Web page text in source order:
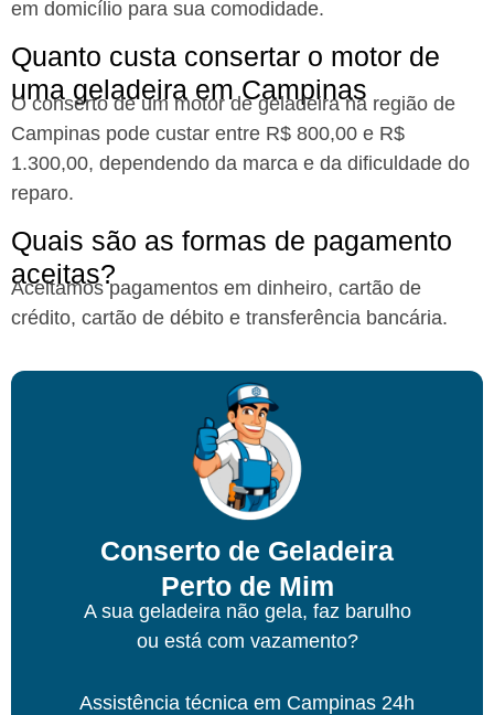
em domicílio para sua comodidade.
Quanto custa consertar o motor de
uma geladeira em Campinas​
O conserto de um motor de geladeira na região de
Campinas pode custar entre R$ 800,00 e R$
1.300,00, dependendo da marca e da dificuldade do
reparo.
Quais são as formas de pagamento
aceitas?​
Aceitamos pagamentos em dinheiro, cartão de
crédito, cartão de débito e transferência bancária.
Conserto de Geladeira
Perto de Mim
A sua geladeira não gela, faz barulho
ou está com vazamento?
Assistência técnica em Campinas 24h